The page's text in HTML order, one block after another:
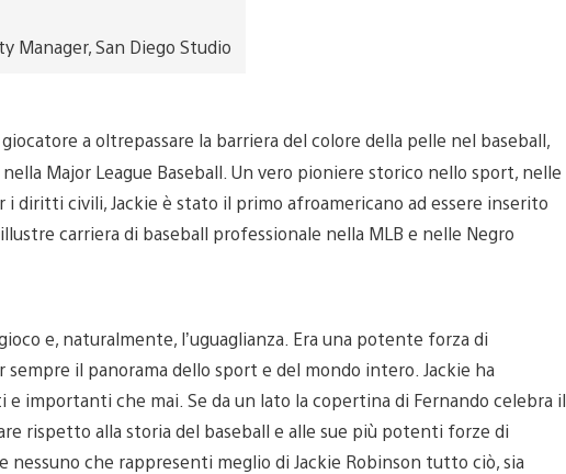
Manager, San Diego Studio
a oltrepassare la barriera del colore della pelle nel baseball,
Major League Baseball. Un vero pioniere storico nello sport, nelle
diritti civili, Jackie è stato il primo afroamericano ad essere inserito
carriera di baseball professionale nella MLB e nelle Negro
e, naturalmente, l’uguaglianza. Era una potente forza di
il panorama dello sport e del mondo intero. Jackie ha
importanti che mai. Se da un lato la copertina di Fernando celebra il
rispetto alla storia del baseball e alle sue più potenti forze di
che rappresenti meglio di Jackie Robinson tutto ciò, sia